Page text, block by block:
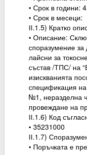
• Срок в години: 4
• Срок в месеци:
ІІ.1.5) Кратко
• Описание:
споразумение за
лайсни за
състав /ТПС/ на
изискванията
спецификация
№1, неразделна
провеждане на
ІІ.1.6) Код
• 35231000
ІІ.1.7)
• Поръчката е